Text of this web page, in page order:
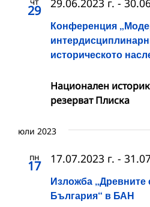
29
Конференция
историческото
Национален
резерват Плиска
юли 2023
пн
17
Изложба
България“ в БАН
17.07.2023 г. -